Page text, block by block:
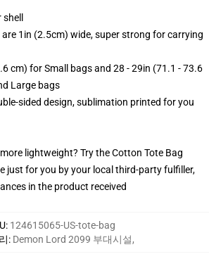
1in (2.5cm) wide, super strong for carrying
cm) for Small bags and 28 - 29in (71.1 - 73.6
Large bags
sided design, sublimation printed for you
lightweight? Try the Cotton Tote Bag
just for you by your local third-party fulfiller,
in the product received
: 124615065-US-tote-bag
: Demon Lord 2099 부대시설,